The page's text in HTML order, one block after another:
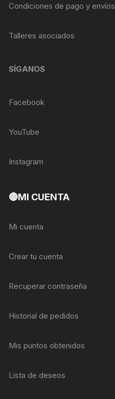
Condiciones de pago y envíos
Talleres asociados
SÍGANOS
Facebook
YouTube
Instagram
🔴MI CUENTA
Mi cuenta
Crear tu cuenta
Recuperar contraseña
Historial de pedidos
Mis puntos obtenidos
Lista de deseos